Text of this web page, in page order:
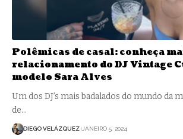
Polêmicas de casal: conheça
relacionamento do DJ Vintage
modelo Sara Alves
Um dos DJ’s mais badalados do mundo da
de…
DIEGO VELÁZQUEZ JANEIRO 5, 2024